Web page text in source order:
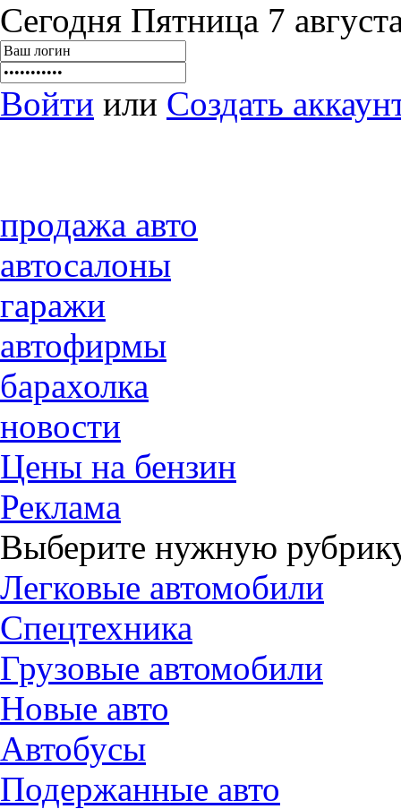
Сегодня Пятница 7
Войти или Создать
продажа авто
автосалоны
гаражи
автофирмы
барахолка
новости
Цены на бензин
Реклама
Выберите нужную
Легковые автомобили
Спецтехника
Грузовые автомобили
Новые авто
Автобусы
Подержанные авто